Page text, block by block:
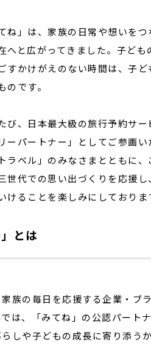
ね」は、家族の日常や想いをつ
へと広がってきました。子ど
すかけがえのない時間は、子
のです。
び、日本最大級の旅行予約サ
ーパートナー」としてご参画
ラベル」のみなさまとともに
世代での思い出づくりを応援
けることを楽しみにしておりま
とは
族の毎日を応援する企業・ブ
は、「みてね」の公認パート
しや子どもの成長に寄り添う